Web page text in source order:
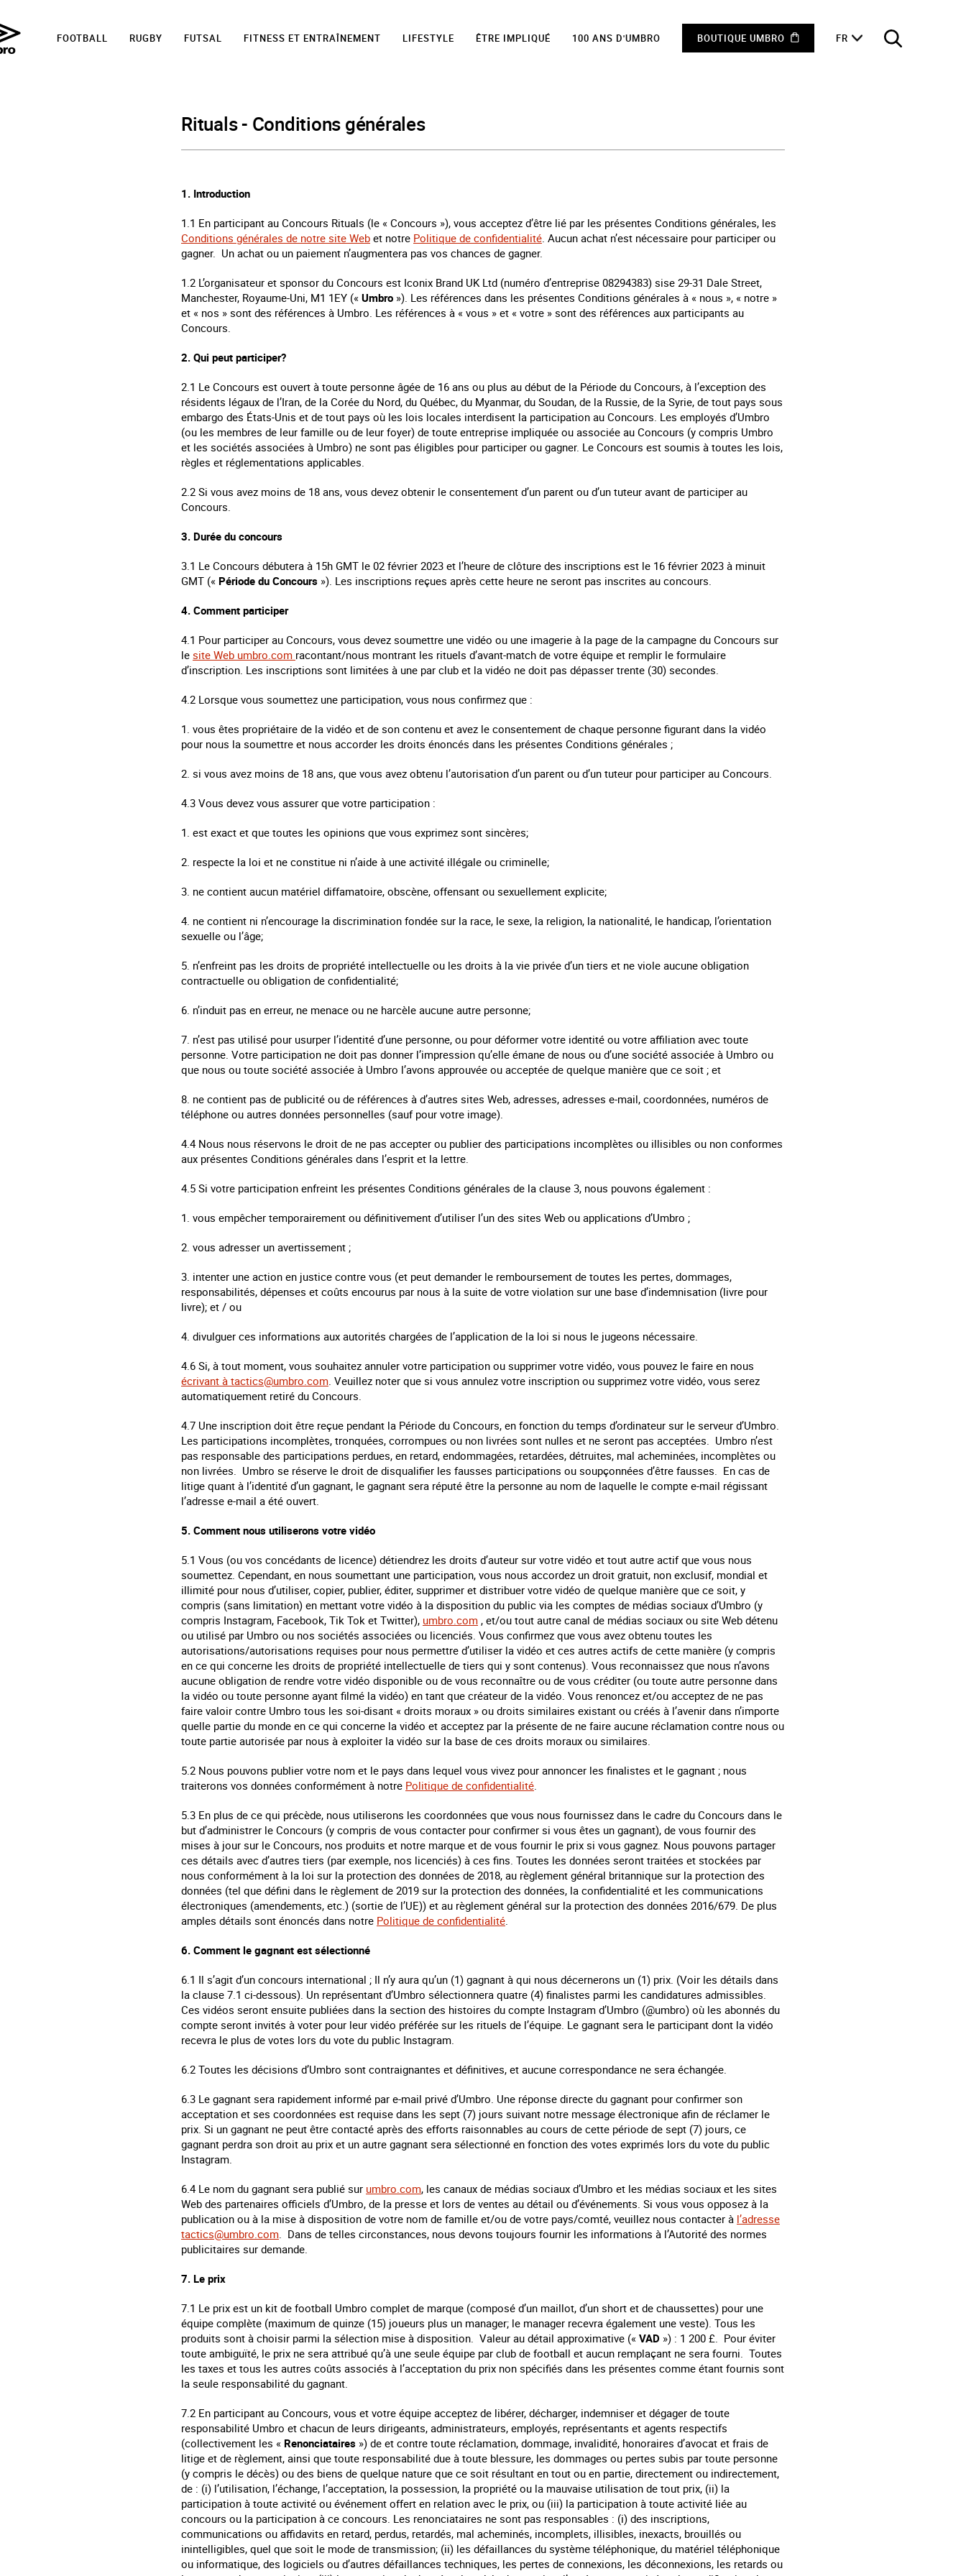
FOOTBALL RUGBY FUTSAL FITNESS ET ENTRAÎNEMENT LIFESTYLE ÊTRE IMPLIQUÉ 100 ANS D'UMBRO BOUTIQUE UMBRO FR
Rituals - Conditions générales
1. Introduction
1.1 En participant au Concours Rituals (le « Concours »), vous acceptez d’être lié par les présentes Conditions générales, les
Conditions générales de notre site Web et notre Politique de confidentialité. Aucun achat n’est nécessaire pour participer ou
gagner. Un achat ou un paiement n’augmentera pas vos chances de gagner.
1.2 L’organisateur et sponsor du Concours est Iconix Brand UK Ltd (numéro d’entreprise 08294383) sise 29-31 Dale Street,
Manchester, Royaume-Uni, M1 1EY (« Umbro »). Les références dans les présentes Conditions générales à « nous », « notre »
et « nos » sont des références à Umbro. Les références à « vous » et « votre » sont des références aux participants au
Concours.
2. Qui peut participer?
2.1 Le Concours est ouvert à toute personne âgée de 16 ans ou plus au début de la Période du Concours, à l’exception des
résidents légaux de l’Iran, de la Corée du Nord, du Québec, du Myanmar, du Soudan, de la Russie, de la Syrie, de tout pays sous
embargo des États-Unis et de tout pays où les lois locales interdisent la participation au Concours. Les employés d’Umbro
(ou les membres de leur famille ou de leur foyer) de toute entreprise impliquée ou associée au Concours (y compris Umbro
et les sociétés associées à Umbro) ne sont pas éligibles pour participer ou gagner. Le Concours est soumis à toutes les lois,
règles et réglementations applicables.
2.2 Si vous avez moins de 18 ans, vous devez obtenir le consentement d’un parent ou d’un tuteur avant de participer au
Concours.
3. Durée du concours
3.1 Le Concours débutera à 15h GMT le 02 février 2023 et l’heure de clôture des inscriptions est le 16 février 2023 à minuit
GMT (« Période du Concours »). Les inscriptions reçues après cette heure ne seront pas inscrites au concours.
4. Comment participer
4.1 Pour participer au Concours, vous devez soumettre une vidéo ou une imagerie à la page de la campagne du Concours sur
le site Web umbro.com racontant/nous montrant les rituels d’avant-match de votre équipe et remplir le formulaire
d’inscription. Les inscriptions sont limitées à une par club et la vidéo ne doit pas dépasser trente (30) secondes.
4.2 Lorsque vous soumettez une participation, vous nous confirmez que :
1. vous êtes propriétaire de la vidéo et de son contenu et avez le consentement de chaque personne figurant dans la vidéo
pour nous la soumettre et nous accorder les droits énoncés dans les présentes Conditions générales ;
2. si vous avez moins de 18 ans, que vous avez obtenu l’autorisation d’un parent ou d’un tuteur pour participer au Concours.
4.3 Vous devez vous assurer que votre participation :
1. est exact et que toutes les opinions que vous exprimez sont sincères;
2. respecte la loi et ne constitue ni n’aide à une activité illégale ou criminelle;
3. ne contient aucun matériel diffamatoire, obscène, offensant ou sexuellement explicite;
4. ne contient ni n’encourage la discrimination fondée sur la race, le sexe, la religion, la nationalité, le handicap, l’orientation
sexuelle ou l’âge;
5. n’enfreint pas les droits de propriété intellectuelle ou les droits à la vie privée d’un tiers et ne viole aucune obligation
contractuelle ou obligation de confidentialité;
6. n’induit pas en erreur, ne menace ou ne harcèle aucune autre personne;
7. n’est pas utilisé pour usurper l’identité d’une personne, ou pour déformer votre identité ou votre affiliation avec toute
personne. Votre participation ne doit pas donner l’impression qu’elle émane de nous ou d’une société associée à Umbro ou
que nous ou toute société associée à Umbro l’avons approuvée ou acceptée de quelque manière que ce soit ; et
8. ne contient pas de publicité ou de références à d’autres sites Web, adresses, adresses e-mail, coordonnées, numéros de
téléphone ou autres données personnelles (sauf pour votre image).
4.4 Nous nous réservons le droit de ne pas accepter ou publier des participations incomplètes ou illisibles ou non conformes
aux présentes Conditions générales dans l’esprit et la lettre.
4.5 Si votre participation enfreint les présentes Conditions générales de la clause 3, nous pouvons également :
1. vous empêcher temporairement ou définitivement d’utiliser l’un des sites Web ou applications d’Umbro ;
2. vous adresser un avertissement ;
3. intenter une action en justice contre vous (et peut demander le remboursement de toutes les pertes, dommages,
responsabilités, dépenses et coûts encourus par nous à la suite de votre violation sur une base d’indemnisation (livre pour
livre); et / ou
4. divulguer ces informations aux autorités chargées de l’application de la loi si nous le jugeons nécessaire.
4.6 Si, à tout moment, vous souhaitez annuler votre participation ou supprimer votre vidéo, vous pouvez le faire en nous
écrivant à tactics@umbro.com. Veuillez noter que si vous annulez votre inscription ou supprimez votre vidéo, vous serez
automatiquement retiré du Concours.
4.7 Une inscription doit être reçue pendant la Période du Concours, en fonction du temps d’ordinateur sur le serveur d’Umbro.
Les participations incomplètes, tronquées, corrompues ou non livrées sont nulles et ne seront pas acceptées. Umbro n’est
pas responsable des participations perdues, en retard, endommagées, retardées, détruites, mal acheminées, incomplètes ou
non livrées. Umbro se réserve le droit de disqualifier les fausses participations ou soupçonnées d’être fausses. En cas de
litige quant à l’identité d’un gagnant, le gagnant sera réputé être la personne au nom de laquelle le compte e-mail régissant
l’adresse e-mail a été ouvert.
5. Comment nous utiliserons votre vidéo
5.1 Vous (ou vos concédants de licence) détiendrez les droits d’auteur sur votre vidéo et tout autre actif que vous nous
soumettez. Cependant, en nous soumettant une participation, vous nous accordez un droit gratuit, non exclusif, mondial et
illimité pour nous d’utiliser, copier, publier, éditer, supprimer et distribuer votre vidéo de quelque manière que ce soit, y
compris (sans limitation) en mettant votre vidéo à la disposition du public via les comptes de médias sociaux d’Umbro (y
compris Instagram, Facebook, Tik Tok et Twitter), umbro.com , et/ou tout autre canal de médias sociaux ou site Web détenu
ou utilisé par Umbro ou nos sociétés associées ou licenciés. Vous confirmez que vous avez obtenu toutes les
autorisations/autorisations requises pour nous permettre d’utiliser la vidéo et ces autres actifs de cette manière (y compris
en ce qui concerne les droits de propriété intellectuelle de tiers qui y sont contenus). Vous reconnaissez que nous n’avons
aucune obligation de rendre votre vidéo disponible ou de vous reconnaître ou de vous créditer (ou toute autre personne dans
la vidéo ou toute personne ayant filmé la vidéo) en tant que créateur de la vidéo. Vous renoncez et/ou acceptez de ne pas
faire valoir contre Umbro tous les soi-disant « droits moraux » ou droits similaires existant ou créés à l’avenir dans n’importe
quelle partie du monde en ce qui concerne la vidéo et acceptez par la présente de ne faire aucune réclamation contre nous ou
toute partie autorisée par nous à exploiter la vidéo sur la base de ces droits moraux ou similaires.
5.2 Nous pouvons publier votre nom et le pays dans lequel vous vivez pour annoncer les finalistes et le gagnant ; nous
traiterons vos données conformément à notre Politique de confidentialité.
5.3 En plus de ce qui précède, nous utiliserons les coordonnées que vous nous fournissez dans le cadre du Concours dans le
but d’administrer le Concours (y compris de vous contacter pour confirmer si vous êtes un gagnant), de vous fournir des
mises à jour sur le Concours, nos produits et notre marque et de vous fournir le prix si vous gagnez. Nous pouvons partager
ces détails avec d’autres tiers (par exemple, nos licenciés) à ces fins. Toutes les données seront traitées et stockées par
nous conformément à la loi sur la protection des données de 2018, au règlement général britannique sur la protection des
données (tel que défini dans le règlement de 2019 sur la protection des données, la confidentialité et les communications
électroniques (amendements, etc.) (sortie de l’UE)) et au règlement général sur la protection des données 2016/679. De plus
amples détails sont énoncés dans notre Politique de confidentialité.
6. Comment le gagnant est sélectionné
6.1 Il s’agit d’un concours international ; Il n’y aura qu’un (1) gagnant à qui nous décernerons un (1) prix. (Voir les détails dans
la clause 7.1 ci-dessous). Un représentant d’Umbro sélectionnera quatre (4) finalistes parmi les candidatures admissibles.
Ces vidéos seront ensuite publiées dans la section des histoires du compte Instagram d’Umbro (@umbro) où les abonnés du
compte seront invités à voter pour leur vidéo préférée sur les rituels de l’équipe. Le gagnant sera le participant dont la vidéo
recevra le plus de votes lors du vote du public Instagram.
6.2 Toutes les décisions d’Umbro sont contraignantes et définitives, et aucune correspondance ne sera échangée.
6.3 Le gagnant sera rapidement informé par e-mail privé d’Umbro. Une réponse directe du gagnant pour confirmer son
acceptation et ses coordonnées est requise dans les sept (7) jours suivant notre message électronique afin de réclamer le
prix. Si un gagnant ne peut être contacté après des efforts raisonnables au cours de cette période de sept (7) jours, ce
gagnant perdra son droit au prix et un autre gagnant sera sélectionné en fonction des votes exprimés lors du vote du public
Instagram.
6.4 Le nom du gagnant sera publié sur umbro.com, les canaux de médias sociaux d’Umbro et les médias sociaux et les sites
Web des partenaires officiels d’Umbro, de la presse et lors de ventes au détail ou d’événements. Si vous vous opposez à la
publication ou à la mise à disposition de votre nom de famille et/ou de votre pays/comté, veuillez nous contacter à l’adresse
tactics@umbro.com. Dans de telles circonstances, nous devons toujours fournir les informations à l’Autorité des normes
publicitaires sur demande.
7. Le prix
7.1 Le prix est un kit de football Umbro complet de marque (composé d’un maillot, d’un short et de chaussettes) pour une
équipe complète (maximum de quinze (15) joueurs plus un manager; le manager recevra également une veste). Tous les
produits sont à choisir parmi la sélection mise à disposition. Valeur au détail approximative (« VAD ») : 1 200 £. Pour éviter
toute ambiguïté, le prix ne sera attribué qu’à une seule équipe par club de football et aucun remplaçant ne sera fourni. Toutes
les taxes et tous les autres coûts associés à l’acceptation du prix non spécifiés dans les présentes comme étant fournis sont
la seule responsabilité du gagnant.
7.2 En participant au Concours, vous et votre équipe acceptez de libérer, décharger, indemniser et dégager de toute
responsabilité Umbro et chacun de leurs dirigeants, administrateurs, employés, représentants et agents respectifs
(collectivement les « Renonciataires ») de et contre toute réclamation, dommage, invalidité, honoraires d’avocat et frais de
litige et de règlement, ainsi que toute responsabilité due à toute blessure, les dommages ou pertes subis par toute personne
(y compris le décès) ou des biens de quelque nature que ce soit résultant en tout ou en partie, directement ou indirectement,
de : (i) l’utilisation, l’échange, l’acceptation, la possession, la propriété ou la mauvaise utilisation de tout prix, (ii) la
participation à toute activité ou événement offert en relation avec le prix, ou (iii) la participation à toute activité liée au
concours ou la participation à ce concours. Les renonciataires ne sont pas responsables : (i) des inscriptions,
communications ou affidavits en retard, perdus, retardés, mal acheminés, incomplets, illisibles, inexacts, brouillés ou
inintelligibles, quel que soit le mode de transmission; (ii) les défaillances du système téléphonique, du matériel téléphonique
ou informatique, des logiciels ou d’autres défaillances techniques, les pertes de connexions, les déconnexions, les retards ou